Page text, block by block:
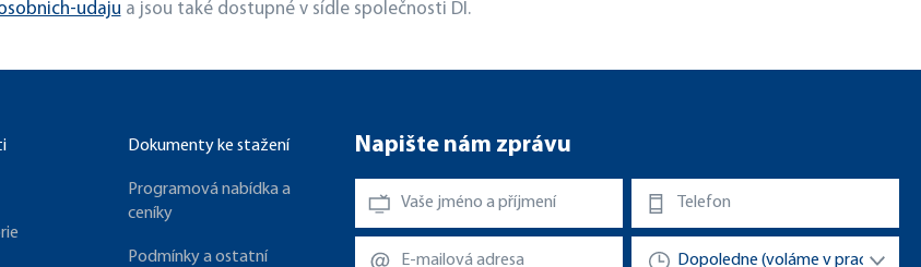
udaju a jsou také dostupné v sídle společnosti DI.
Napište nám zprávu
Dokumenty ke stažení
Programová nabídka a
ceníky
Podmínky a ostatní